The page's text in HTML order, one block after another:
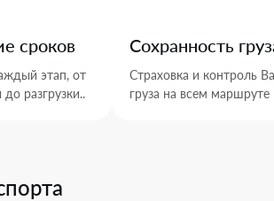
сроков
этап, от
разгрузки..
Сохранность
Страховка и контроль
груза на всем маршруте